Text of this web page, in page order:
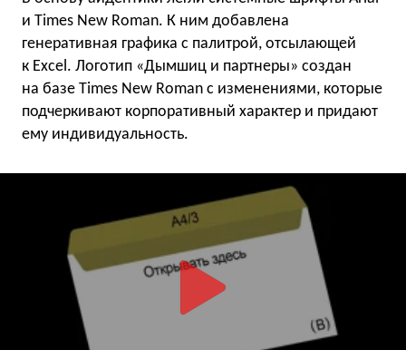
и Times New Roman. К ним добавлена
генеративная графика с палитрой, отсылающей
к Excel. Логотип «Дымшиц и партнеры» создан
на базе Times New Roman с изменениями, которые
подчеркивают корпоративный характер и придают
ему индивидуальность.